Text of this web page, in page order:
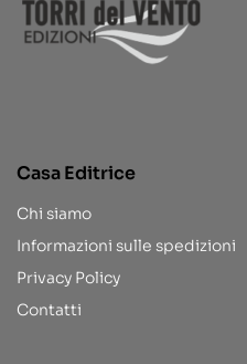
Casa Editrice
Chi siamo
Informazioni sulle spedizioni
Privacy Policy
Contatti